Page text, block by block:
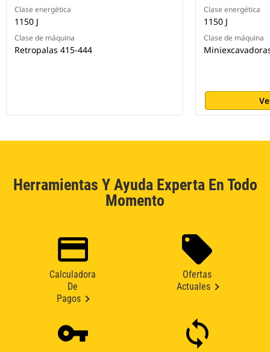
Clase energética
1150 J
Clase de máquina
Retropalas 415-444
Clase energética
1150 J
Clase de máquina
Herramientas Y Ayuda Experta En Todo
Momento
Calculadora
De
Pagos
Ofertas
Actuales